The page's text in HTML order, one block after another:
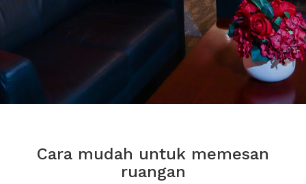
Cara mudah untuk memesan
ruangan